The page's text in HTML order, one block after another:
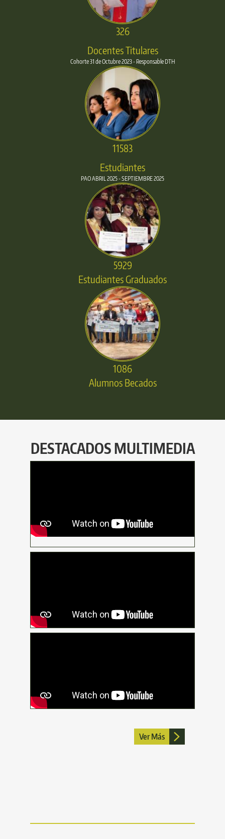
326
Docentes Titulares
Cohorte 31 de Octubre 2023 - Responsable DTH
11583
Estudiantes
PAO ABRIL 2025 - SEPTIEMBRE 2025
5929
Estudiantes Graduados
1086
Alumnos Becados
DESTACADOS MULTIMEDIA
Ver Más